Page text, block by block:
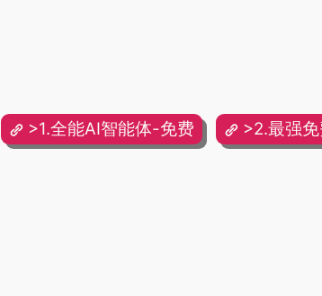
>1.全能AI智能体-免费 >2.最强